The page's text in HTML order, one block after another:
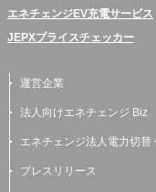
エネチェンジEV充電サービス
JEPXプライスチェッカー
運営企業
法人向けエネチェンジ Biz
エネチェンジ法人電力切替
プレスリリース